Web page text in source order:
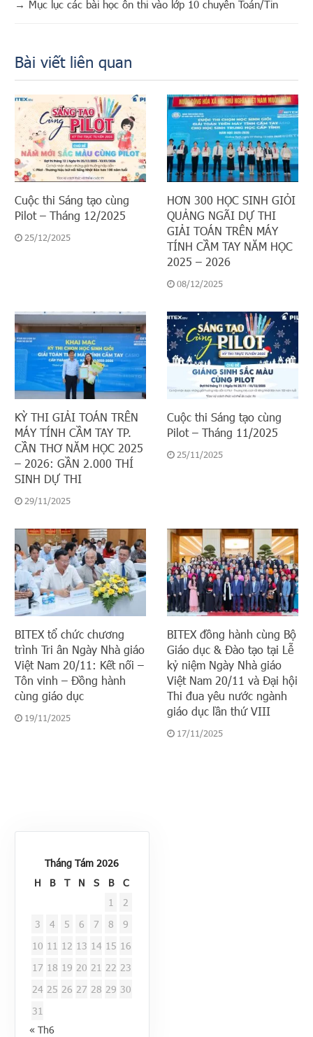
→ Mục lục các bài học ôn thi vào lớp 10 chuyên Toán/Tin
Bài viết liên quan
Cuộc thi Sáng tạo cùng
Pilot – Tháng 12/2025
25/12/2025
HƠN 300 HỌC SINH GIỎI
QUẢNG NGÃI DỰ THI
GIẢI TOÁN TRÊN MÁY
TÍNH CẦM TAY NĂM HỌC
2025 – 2026
08/12/2025
KỲ THI GIẢI TOÁN TRÊN
MÁY TÍNH CẦM TAY TP.
CẦN THƠ NĂM HỌC 2025
– 2026: GẦN 2.000 THÍ
SINH DỰ THI
29/11/2025
Cuộc thi Sáng tạo cùng
Pilot – Tháng 11/2025
25/11/2025
BITEX tổ chức chương
trình Tri ân Ngày Nhà giáo
Việt Nam 20/11: Kết nối –
Tôn vinh – Đồng hành
cùng giáo dục
19/11/2025
BITEX đồng hành cùng Bộ
Giáo dục & Đào tạo tại Lễ
kỷ niệm Ngày Nhà giáo
Việt Nam 20/11 và Đại hội
Thi đua yêu nước ngành
giáo dục lần thứ VIII
17/11/2025
Tháng Tám 2026
H
B T N S B
C
1
2
3
4 5 6 7 8
9
10 11 12 13 14 15 16
17 18 19 20 21 22 23
24 25 26 27 28 29 30
31
« Th6